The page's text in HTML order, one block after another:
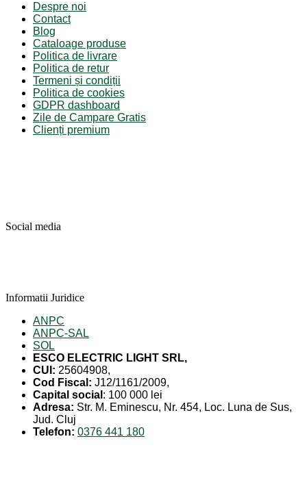
Despre noi
Contact
Blog
Cataloage produse
Politica de livrare
Politica de retur
Termeni și condiții
Politica de cookies
GDPR dashboard
Zile de Campare Gratis
Clienți premium
Social media
Informatii Juridice
ANPC
ANPC-SAL
SOL
ESCO ELECTRIC LIGHT SRL,
CUI: 25604908,
Cod Fiscal: J12/1161/2009,
Capital social : 100 000 lei
Adresa: Str. M. Eminescu, Nr. 454, Loc. Luna de Sus,
Jud. Cluj
Telefon: 0376 441 180